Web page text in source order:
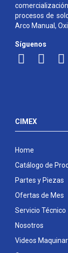
procesos de
Arco Manual,
Síguenos
CIMEX
Home
Catálogo de
Partes y Piezas
Ofertas de Mes
Servicio Técnico
Nosotros
Videos